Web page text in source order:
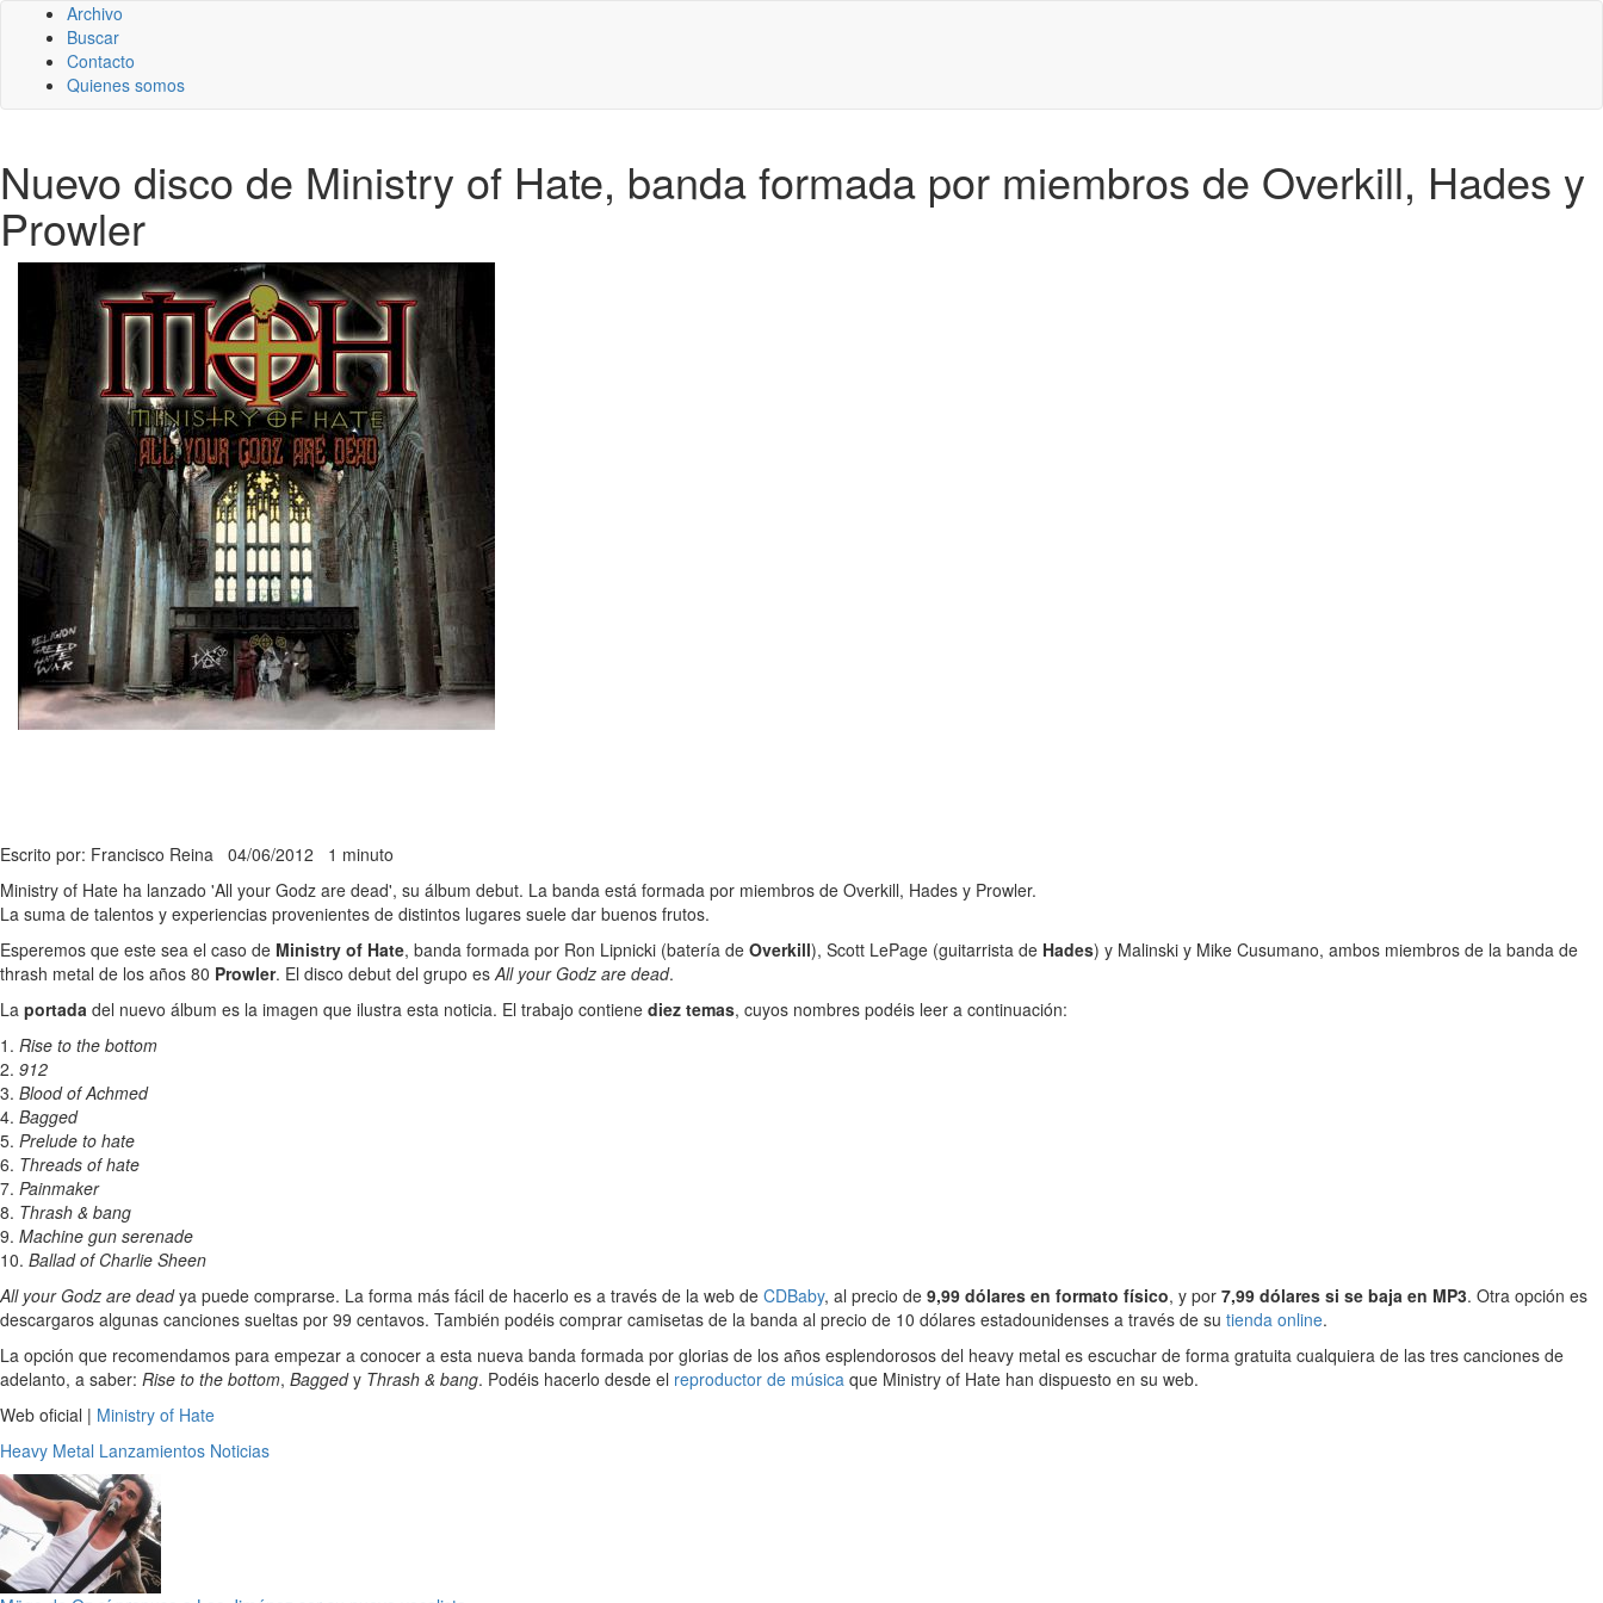
Archivo
Buscar
Contacto
Quienes somos
Nuevo disco de Ministry of Hate, banda formada por miembros de Overkill, Hades y
Prowler
Escrito por: Francisco Reina 04/06/2012 1 minuto
Ministry of Hate ha lanzado 'All your Godz are dead', su álbum debut. La banda está formada por miembros de Overkill, Hades y Prowler.
La suma de talentos y experiencias provenientes de distintos lugares suele dar buenos frutos.
Esperemos que este sea el caso de Ministry of Hate, banda formada por Ron Lipnicki (batería de Overkill), Scott LePage (guitarrista de Hades) y Malinski y Mike Cusumano, ambos miembros de la banda de
thrash metal de los años 80 Prowler. El disco debut del grupo esAll your Godz are dead.
La portada del nuevo álbum es la imagen que ilustra esta noticia. El trabajo contiene diez temas, cuyos nombres podéis leer a continuación:
1. Rise to the bottom
2. 912
3. Blood of Achmed
4. Bagged
5. Prelude to hate
6. Threads of hate
7. Painmaker
8. Thrash & bang
9. Machine gun serenade
10. Ballad of Charlie Sheen
All your Godz are deadya puede comprarse. La forma más fácil de hacerlo es a través de la web de CDBaby, al precio de 9,99 dólares en formato físico, y por 7,99 dólares si se baja en MP3. Otra opción es
descargaros algunas canciones sueltas por 99 centavos. También podéis comprar camisetas de la banda al precio de 10 dólares estadounidenses a través de su tienda online.
La opción que recomendamos para empezar a conocer a esta nueva banda formada por glorias de los años esplendorosos del heavy metal es escuchar de forma gratuita cualquiera de las tres canciones de
adelanto, a saber: Rise to the bottom, Baggedy Thrash & bang. Podéis hacerlo desde el reproductor de música que Ministry of Hate han dispuesto en su web.
Web oficial | Ministry of Hate
Heavy Metal Lanzamientos Noticias